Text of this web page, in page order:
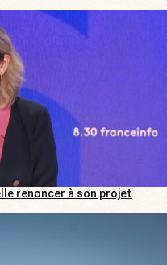
renoncer à son projet